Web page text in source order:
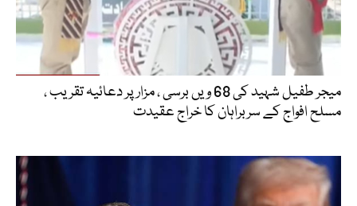
میجر طفیل شہید کی 68 ویں برسی ، مزار پر دعائیہ تقریب ،
مسلح افواج کے سربراہان کا خراج عقیدت